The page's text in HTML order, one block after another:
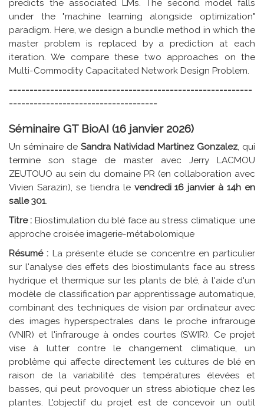
predicts the associated LMs. The second model falls
under the "machine learning alongside optimization"
paradigm. Here, we design a bundle method in which the
master problem is replaced by a prediction at each
iteration. We compare these two approaches on the
Multi-Commodity Capacitated Network Design Problem.
-----------------------------------------------------------
------------------------------------
Séminaire GT BioAI (16 janvier 2026)
Un séminaire de Sandra Natividad Martinez Gonzalez, qui
termine son stage de master avec Jerry LACMOU
ZEUTOUO au sein du domaine PR (en collaboration avec
Vivien Sarazin), se tiendra le vendredi 16 janvier à 14h en
salle 301.
Titre : Biostimulation du blé face au stress climatique: une
approche croisée imagerie-métabolomique
Résumé : La présente étude se concentre en particulier
sur l'analyse des effets des biostimulants face au stress
hydrique et thermique sur les plants de blé, à l'aide d'un
modèle de classification par apprentissage automatique,
combinant des techniques de vision par ordinateur avec
des images hyperspectrales dans le proche infrarouge
(VNIR) et l'infrarouge à ondes courtes (SWIR). Ce projet
vise à lutter contre le changement climatique, un
problème qui affecte directement les cultures de blé en
raison de la variabilité des températures élevées et
basses, qui peut provoquer un stress abiotique chez les
plantes. L'objectif du projet est de concevoir un outil